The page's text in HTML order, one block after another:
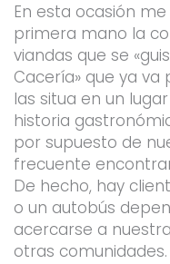
En esta ocasión
primera mano la
viandas que se
Cacería» que ya va
las situa en un
historia
por supuesto de
frecuente
De hecho, hay
o un autobús
acercarse a
otras comunidades.